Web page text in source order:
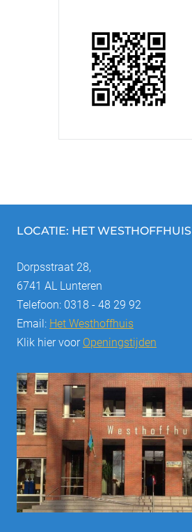
LOCATIE: HET WESTHOFFHUIS
Dorpsstraat 28,
6741 AL Lunteren
Telefoon: 0318 - 48 29 92
Email: Het Westhoffhuis
Klik hier voor Openingstijden